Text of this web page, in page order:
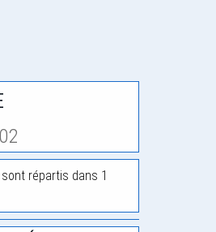
répartis dans 1